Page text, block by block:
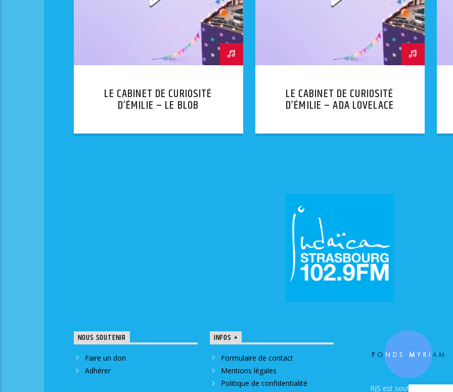
LE CABINET DE CURIOSITÉ
D’ÉMILIE – LE BLOB
LE CABINET DE CURIOSITÉ
D’ÉMILIE – ADA LOVELACE
NOUS SOUTENIR
Faire un don
Adhérer
INFOS +
Formulaire de contact
Mentions légales
Politique de confidentialité
RJS est soutenue par le